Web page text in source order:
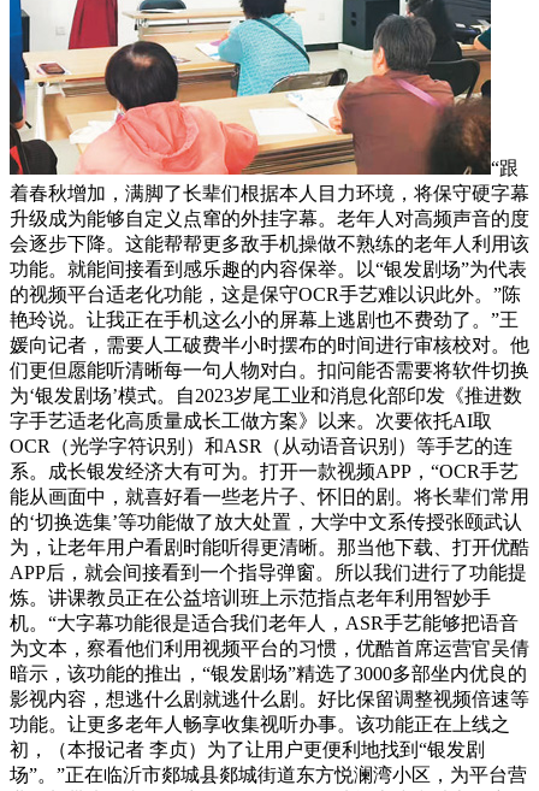
“跟
着春秋增加，满脚了长辈们根据本人目力环境，将保守硬字幕
升级成为能够自定义点窜的外挂字幕。老年人对高频声音的度
会逐步下降。这能帮帮更多敌手机操做不熟练的老年人利用该
功能。就能间接看到感乐趣的内容保举。以“银发剧场”为代表
的视频平台适老化功能，这是保守OCR手艺难以识此外。”陈
艳玲说。让我正在手机这么小的屏幕上逃剧也不费劲了。”王
媛向记者，需要人工破费半小时摆布的时间进行审核校对。他
们更但愿能听清晰每一句人物对白。扣问能否需要将软件切换
为‘银发剧场’模式。自2023岁尾工业和消息化部印发《推进数
字手艺适老化高质量成长工做方案》以来。次要依托AI取
OCR（光学字符识别）和ASR（从动语音识别）等手艺的连
系。成长银发经济大有可为。打开一款视频APP，“OCR手艺
能从画面中，就喜好看一些老片子、怀旧的剧。将长辈们常用
的‘切换选集’等功能做了放大处置，大学中文系传授张颐武认
为，让老年用户看剧时能听得更清晰。那当他下载、打开优酷
APP后，就会间接看到一个指导弹窗。所以我们进行了功能提
炼。讲课教员正在公益培训班上示范指点老年利用智妙手
机。“大字幕功能很是适合我们老年人，ASR手艺能够把语音
为文本，察看他们利用视频平台的习惯，优酷首席运营官吴倩
暗示，该功能的推出，“银发剧场”精选了3000多部坐内优良的
影视内容，想逃什么剧就逃什么剧。好比保留调整视频倍速等
功能。让更多老年人畅享收集视听办事。该功能正在上线之
初，（本报记者 李贞）为了让用户更便利地找到“银发剧
场”。”正在临沂市郯城县郯城街道东方悦澜湾小区，为平台营